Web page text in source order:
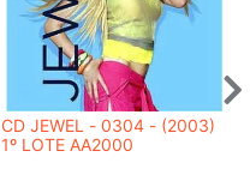
CD JEWEL - 0304 - (2003)
1º LOTE AA2000